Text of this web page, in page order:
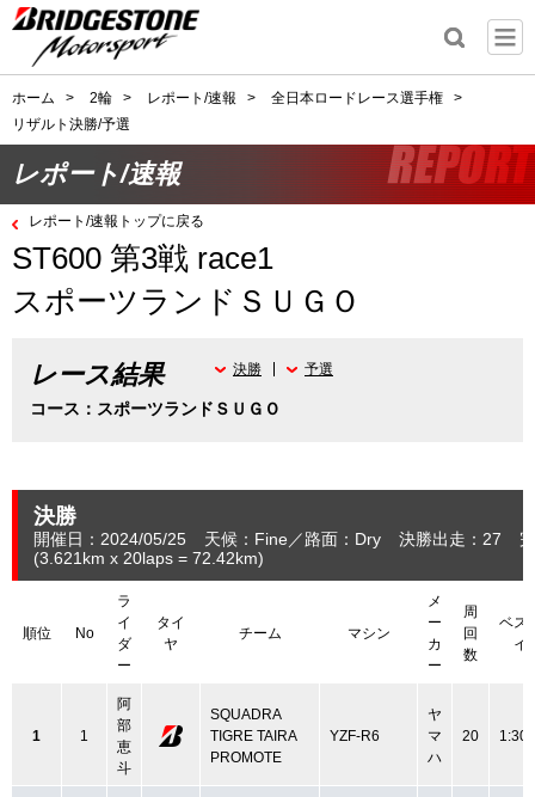
ホーム > 2輪 > レポート/速報 > 全日本ロードレース選手権
>
リザルト決勝/予選
レポート/速報
レポート/速報トップに戻る
ST600 第3戦 race1
スポーツランドＳＵＧＯ
レース結果
コース：スポーツランドＳＵＧＯ
決勝 予選
決勝
開催日：2024/05/25 天候：Fine 路面：Dry 決勝出走：27
(3.621 km x 20laps = 72.42km)
順位 No
ラ
イ
ダ
ー
タイ
ヤ
チーム マシン
メ
ー
カ
ー
周
回
数
ベス
イ
1 1
阿
部
恵
斗
SQUADRA
TIGRE TAIRA
PROMOTE
YZF-R6
ヤ
マ
ハ
20